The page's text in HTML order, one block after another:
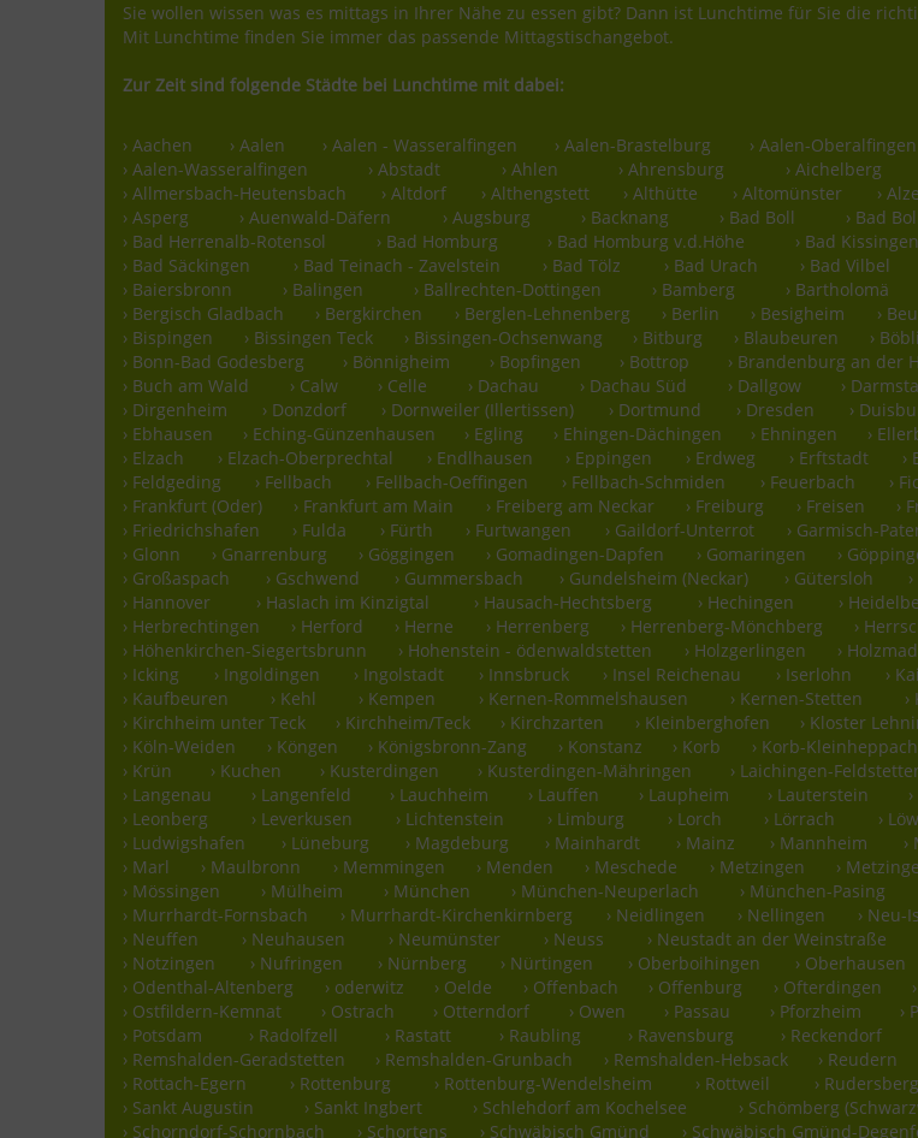
Sie wollen wissen was es mittags in Ihrer Nähe zu essen gibt? Dann ist Lunchtime für Sie die
Mit Lunchtime finden Sie immer das passende Mittagstischangebot.
Zur Zeit sind folgende Städte bei Lunchtime mit dabei:
› Aachen › Aalen › Aalen - Wasseralfingen › Aalen-Brastelburg › Aalen-Oberalfingen
› Aalen-Wasseralfingen
› Abstadt › Ahlen › Ahrensburg › Aichelberg
› Allmersbach-Heutensbach
› Altdorf › Althengstett › Althütte › Altomünster ›
› Asperg
› Auenwald-Däfern › Augsburg › Backnang › Bad Boll › Bad
› Bad Herrenalb-Rotensol
› Bad Homburg › Bad Homburg v.d.Höhe › Bad Kissingen
› Bad Säckingen
› Bad Teinach - Zavelstein › Bad Tölz › Bad Urach › Bad Vilbel
› Baiersbronn
› Balingen › Ballrechten-Dottingen › Bamberg › Bartholomä
› Bergisch Gladbach
› Bergkirchen › Berglen-Lehnenberg › Berlin › Besigheim ›
› Bispingen
› Bissingen Teck › Bissingen-Ochsenwang › Bitburg › Blaubeuren ›
› Bonn-Bad Godesberg
› Bönnigheim › Bopfingen › Bottrop › Brandenburg an der
› Buch am Wald
› Calw › Celle › Dachau › Dachau Süd › Dallgow ›
› Dirgenheim
› Donzdorf › Dornweiler (Illertissen) › Dortmund › Dresden ›
› Ebhausen
› Eching-Günzenhausen › Egling › Ehingen-Dächingen › Ehningen ›
› Elzach
› Elzach-Oberprechtal › Endlhausen › Eppingen › Erdweg › Erftstadt ›
› Feldgeding
› Fellbach › Fellbach-Oeffingen › Fellbach-Schmiden › Feuerbach ›
› Frankfurt (Oder)
› Frankfurt am Main › Freiberg am Neckar › Freiburg › Freisen ›
› Friedrichshafen
› Fulda › Fürth › Furtwangen › Gaildorf-Unterrot › Garmisch-
› Glonn
› Gnarrenburg › Göggingen › Gomadingen-Dapfen › Gomaringen ›
› Großaspach
› Gschwend › Gummersbach › Gundelsheim (Neckar) › Gütersloh
› Hannover
› Haslach im Kinzigtal › Hausach-Hechtsberg › Hechingen ›
› Herbrechtingen
› Herford › Herne › Herrenberg › Herrenberg-Mönchberg ›
› Höhenkirchen-Siegertsbrunn
› Hohenstein - ödenwaldstetten › Holzgerlingen ›
› Icking
› Ingoldingen › Ingolstadt › Innsbruck › Insel Reichenau › Iserlohn ›
› Kaufbeuren
› Kehl › Kempen › Kernen-Rommelshausen › Kernen-Stetten
› Kirchheim unter Teck
› Kirchheim/Teck › Kirchzarten › Kleinberghofen › Kloster
› Köln-Weiden
› Köngen › Königsbronn-Zang › Konstanz › Korb › Korb-Kleinheppach
› Krün
› Kuchen › Kusterdingen › Kusterdingen-Mähringen › Laichingen-
› Langenau
› Langenfeld › Lauchheim › Lauffen › Laupheim › Lauterstein
› Leonberg
› Leverkusen › Lichtenstein › Limburg › Lorch › Lörrach ›
› Ludwigshafen
› Lüneburg › Magdeburg › Mainhardt › Mainz › Mannheim ›
› Marl
› Maulbronn › Memmingen › Menden › Meschede › Metzingen ›
› Mössingen
› Mülheim › München › München-Neuperlach › München-Pasing
› Murrhardt-Fornsbach
› Murrhardt-Kirchenkirnberg › Neidlingen › Nellingen › Neu-
› Neuffen
› Neuhausen › Neumünster › Neuss › Neustadt an der Weinstraße
› Notzingen
› Nufringen › Nürnberg › Nürtingen › Oberboihingen › Oberhausen
› Odenthal-Altenberg
› oderwitz › Oelde › Offenbach › Offenburg › Ofterdingen
› Ostfildern-Kemnat
› Ostrach › Otterndorf › Owen › Passau › Pforzheim ›
› Potsdam
› Radolfzell › Rastatt › Raubling › Ravensburg › Reckendorf
› Remshalden-Geradstetten
› Remshalden-Grunbach › Remshalden-Hebsack › Reudern
› Rottach-Egern
› Rottenburg › Rottenburg-Wendelsheim › Rottweil ›
› Sankt Augustin
› Sankt Ingbert › Schlehdorf am Kochelsee › Schömberg
› Schorndorf-Schornbach
› Schortens › Schwäbisch Gmünd › Schwäbisch Gmünd-